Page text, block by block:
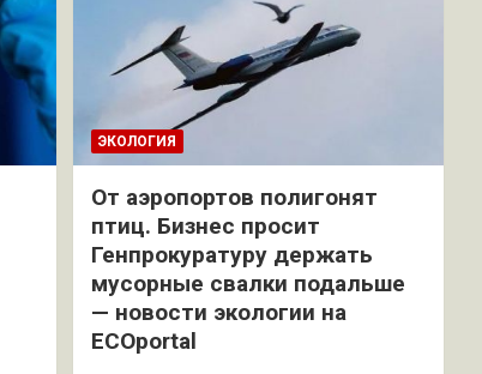
ЭКОЛОГИЯ
От аэропортов полигонят
птиц. Бизнес просит
Генпрокуратуру держать
мусорные свалки подальше
— новости экологии на
ECOportal